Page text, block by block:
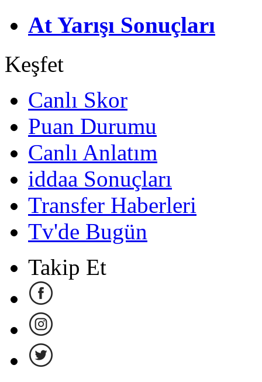
At Yarışı Sonuçları
Keşfet
Canlı Skor
Puan Durumu
Canlı Anlatım
iddaa Sonuçları
Transfer Haberleri
Tv'de Bugün
Takip Et